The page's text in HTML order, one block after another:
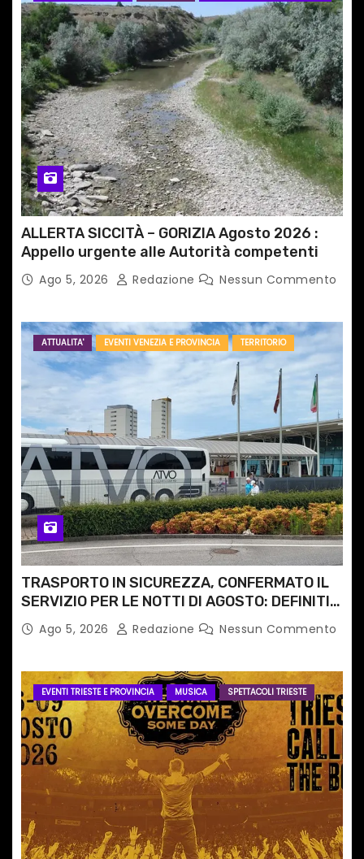
ALLERTA SICCITÀ – GORIZIA Agosto 2026 :
Appello urgente alle Autorità competenti
Ago 5, 2026 Redazione Nessun Commento
ATTUALITA' EVENTI VENEZIA E PROVINCIA TERRITORIO
TRASPORTO IN SICUREZZA, CONFERMATO IL
SERVIZIO PER LE NOTTI DI AGOSTO: DEFINITI
PERCORSI, FERMATE E ORARIO
Ago 5, 2026 Redazione Nessun Commento
EVENTI TRIESTE E PROVINCIA MUSICA SPETTACOLI TRIESTE